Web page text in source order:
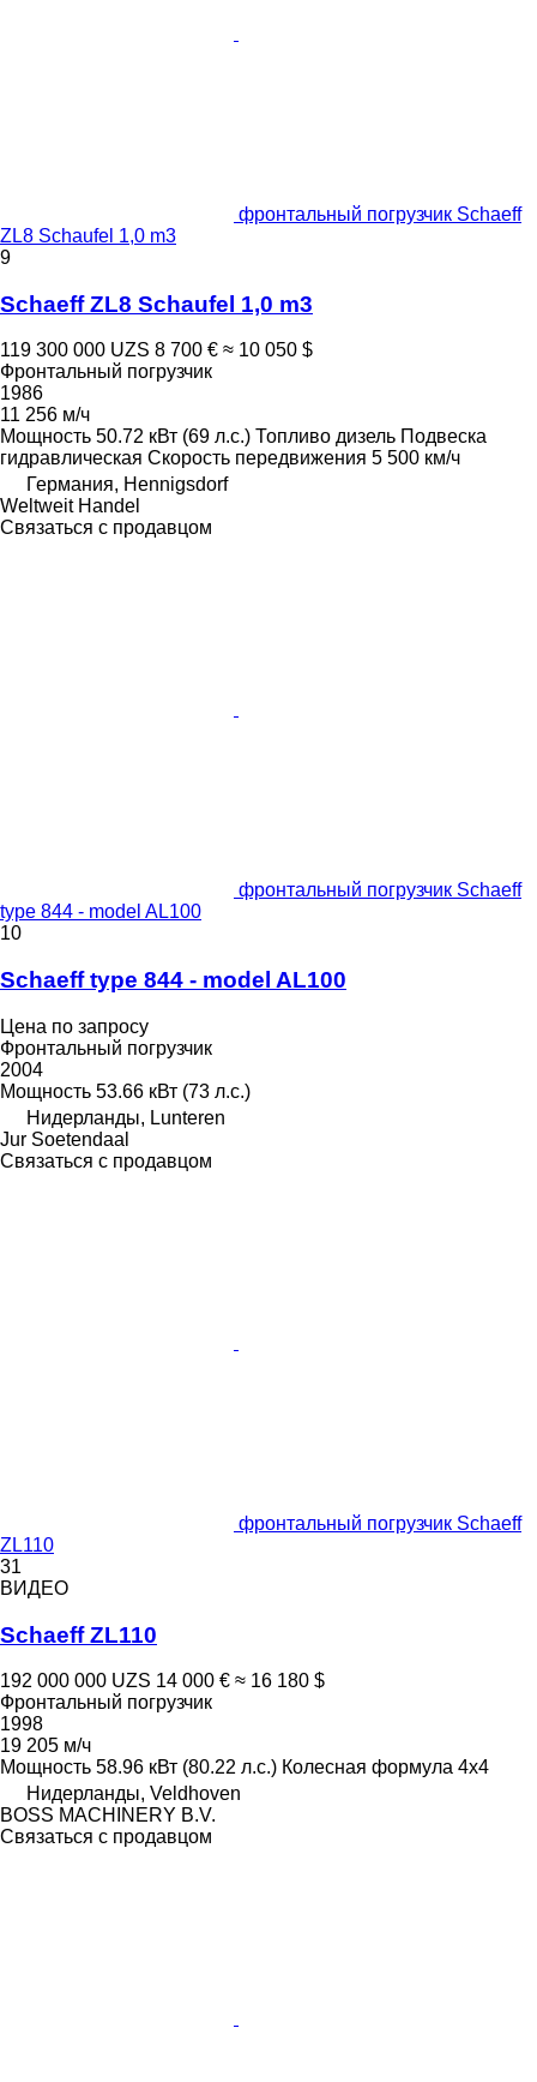
фронтальный погрузчик Schaeff
ZL8 Schaufel 1,0 m3
9
Schaeff ZL8 Schaufel 1,0 m3
119 300 000 UZS 8 700 € ≈ 10 050 $
Фронтальный погрузчик
1986
11 256 м/ч
Мощность 50.72 кВт (69 л.с.) Топливо дизель Подвеска
гидравлическая Скорость передвижения 5 500 км/ч
Германия, Hennigsdorf
Weltweit Handel
Связаться с продавцом
фронтальный погрузчик Schaeff
type 844 - model AL100
10
Schaeff type 844 - model AL100
Цена по запросу
Фронтальный погрузчик
2004
Мощность 53.66 кВт (73 л.с.)
Нидерланды, Lunteren
Jur Soetendaal
Связаться с продавцом
фронтальный погрузчик Schaeff
ZL110
31
ВИДЕО
Schaeff ZL110
192 000 000 UZS 14 000 € ≈ 16 180 $
Фронтальный погрузчик
1998
19 205 м/ч
Мощность 58.96 кВт (80.22 л.с.) Колесная формула 4x4
Нидерланды, Veldhoven
BOSS MACHINERY B.V.
Связаться с продавцом